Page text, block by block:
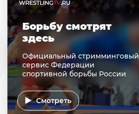
Борьбу смотрят
здесь
Официальный стримминговый
сервис Федерации
спортивной борьбы России
Смотреть